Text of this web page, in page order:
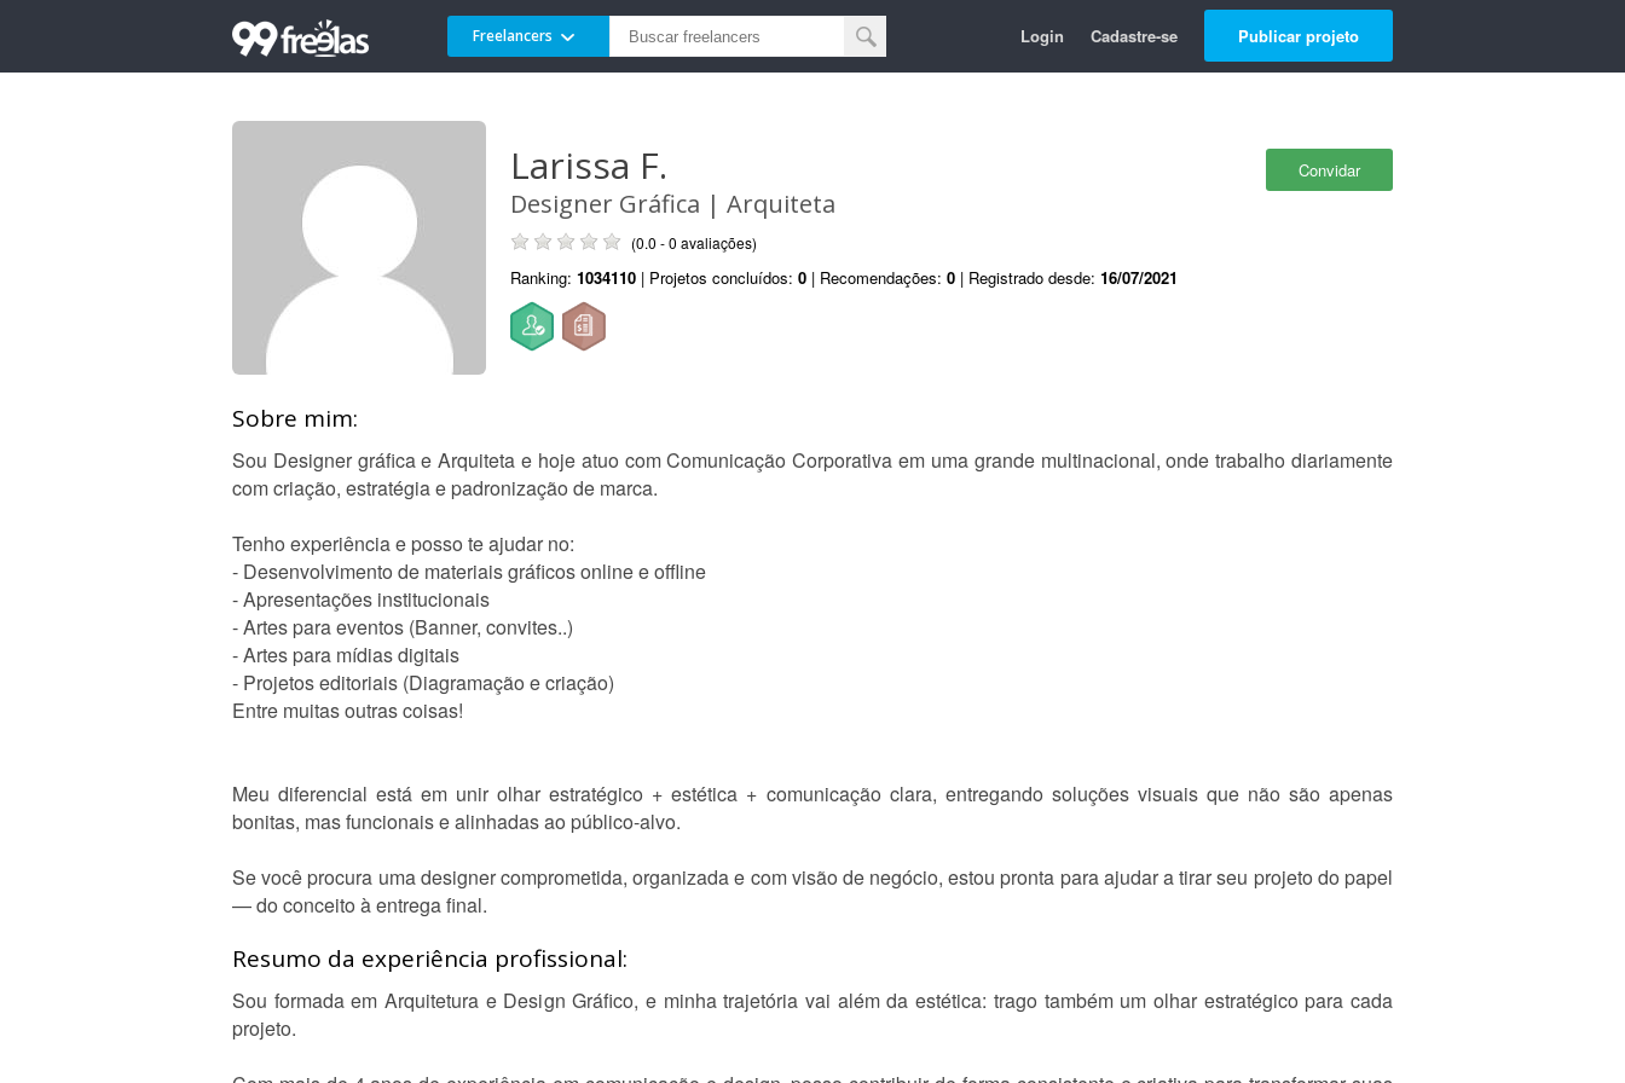
Freelancers Login Cadastre-se Publicar projeto
Convidar
Larissa F.
Designer Gráfica | Arquiteta
(0.0 - 0 avaliações)
Ranking: 1034110 | Projetos concluídos: 0 | Recomendações: 0 | Registrado desde: 16/07/2021
Sobre mim:
Sou Designer gráfica e Arquiteta e hoje atuo com Comunicação Corporativa em uma grande multinacional, onde trabalho diariamente
com criação, estratégia e padronização de marca.
Tenho experiência e posso te ajudar no:
- Desenvolvimento de materiais gráficos online e offline
- Apresentações institucionais
- Artes para eventos (Banner, convites..)
- Artes para mídias digitais
- Projetos editoriais (Diagramação e criação)
Entre muitas outras coisas!
Meu diferencial está em unir olhar estratégico + estética + comunicação clara, entregando soluções visuais que não são apenas
bonitas, mas funcionais e alinhadas ao público-alvo.
Se você procura uma designer comprometida, organizada e com visão de negócio, estou pronta para ajudar a tirar seu projeto do papel
— do conceito à entrega final.
Resumo da experiência profissional:
Sou formada em Arquitetura e Design Gráfico, e minha trajetória vai além da estética: trago também um olhar estratégico para cada
projeto.